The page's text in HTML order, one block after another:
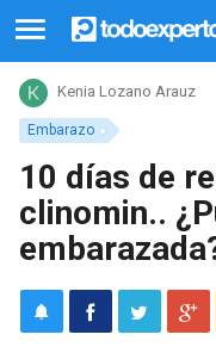
Embarazo
Kenia Lozano Arauz
10 días de
clinomin..